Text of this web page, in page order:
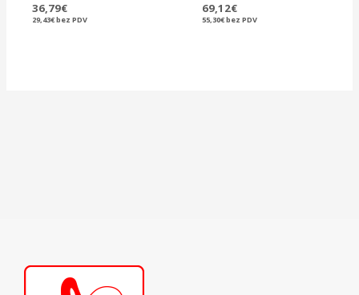
36,79€
29,43€bez PDV
69,12€
55,30€bez PDV